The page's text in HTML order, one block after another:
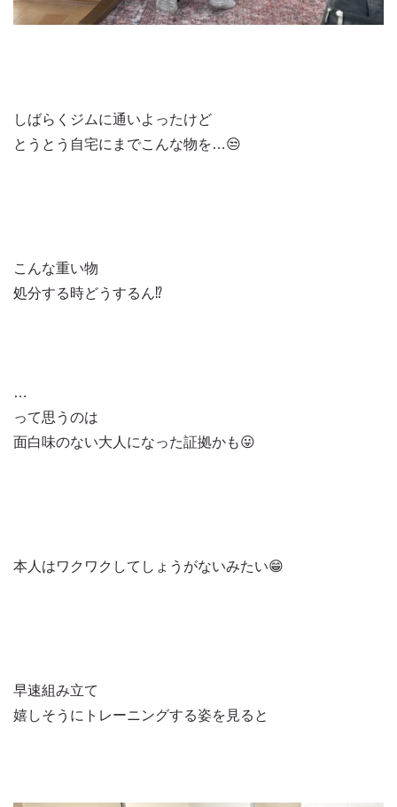
しばらくジムに通いよったけど
とうとう自宅にまでこんな物を…😒
こんな重い物
処分する時どうするん⁉️
…
って思うのは
面白味のない大人になった証拠かも😛
本人はワクワクしてしょうがないみたい😁
早速組み立て
嬉しそうにトレーニングする姿を見ると